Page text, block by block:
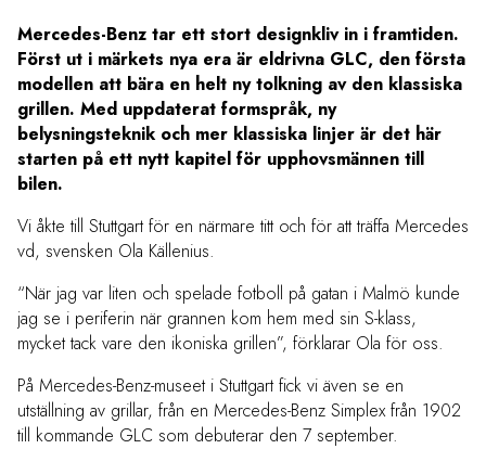
Mercedes-Benz tar ett stort designkliv in i framtiden.
Först ut i märkets nya era är eldrivna GLC, den första
modellen att bära en helt ny tolkning av den klassiska
grillen. Med uppdaterat formspråk, ny
belysningsteknik och mer klassiska linjer är det här
starten på ett nytt kapitel för upphovsmännen till
bilen.
Vi åkte till Stuttgart för en närmare titt och för att träffa Mercedes
vd, svensken Ola Källenius.
“När jag var liten och spelade fotboll på gatan i Malmö kunde
jag se i periferin när grannen kom hem med sin S-klass,
mycket tack vare den ikoniska grillen”, förklarar Ola för oss.
På Mercedes-Benz-museet i Stuttgart fick vi även se en
utställning av grillar, från en Mercedes-Benz Simplex från 1902
till kommande GLC som debuterar den 7 september.